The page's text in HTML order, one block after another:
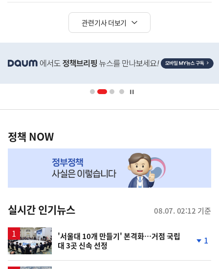
관련기사 더보기
단
배
영
책
NOW,
뉴
스
정책 NOW
실시간 인기뉴스 08.07. 02:12 기준
'서울대 10개 만들기' 본격화…거점 국립
대 3곳 신속 선정
계
1